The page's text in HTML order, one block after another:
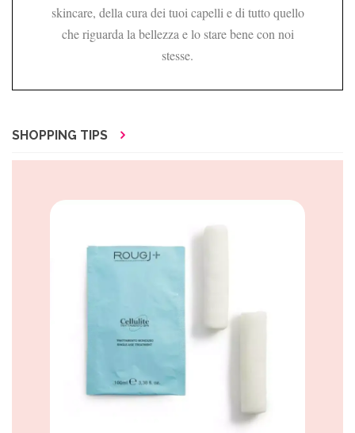
skincare, della cura dei tuoi capelli e di tutto quello
che riguarda la bellezza e lo stare bene con noi
stesse.
SHOPPING TIPS